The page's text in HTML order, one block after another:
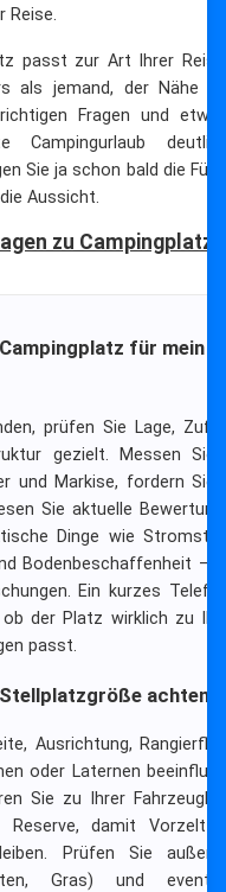
Reise.
passt zur Art Ihrer
als jemand, der Nähe
Fragen und
Sie ja schon bald die
Aussicht.
zu Campingplatz
für mein
prüfen Sie Lage,
gezielt. Messen Sie
und Markise, fordern Sie
Sie aktuelle
Dinge wie
Bodenbeschaffenheit —
Ein kurzes
der Platz wirklich zu
passt.
achten?
Ausrichtung,
oder Laternen
Sie zu Ihrer
damit Vorzelt
Prüfen Sie
Gras) und